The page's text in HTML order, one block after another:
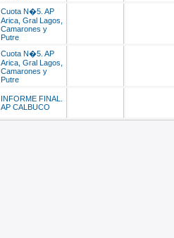
Cuota N�5. AP
Arica, Gral Lagos,
Camarones y
Putre
Cuota N�5. AP
Arica, Gral Lagos,
Camarones y
Putre
INFORME FINAL.
AP CALBUCO